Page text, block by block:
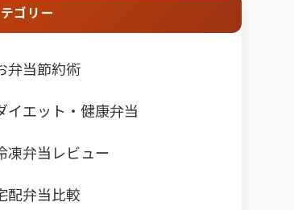
ゴリー
弁当節約術
イエット・健康弁当
凍弁当レビュー
配弁当比較